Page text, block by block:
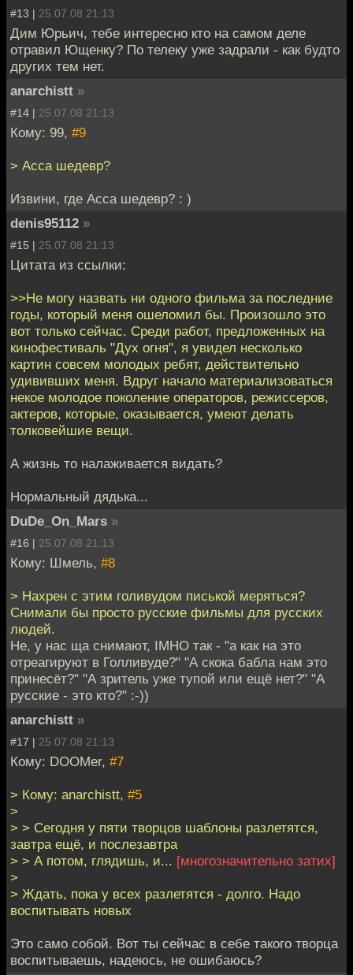
#13 | 25.07.08 21:13
Дим Юрьич, тебе интересно кто на самом деле
отравил Ющенку? По телеку уже задрали - как будто
других тем нет.
anarchistt »
#14 | 25.07.08 21:13
Кому: 99, #9
> Асса шедевр?
Извини, где Асса шедевр? : )
denis95112 »
#15 | 25.07.08 21:13
Цитата из ссылки:
>>Не могу назвать ни одного фильма за последние
годы, который меня ошеломил бы. Произошло это
вот только сейчас. Среди работ, предложенных на
кинофестиваль "Дух огня", я увидел несколько
картин совсем молодых ребят, действительно
удививших меня. Вдруг начало материализоваться
некое молодое поколение операторов, режиссеров,
актеров, которые, оказывается, умеют делать
толковейшие вещи.
А жизнь то налаживается видать?
Нормальный дядька...
DuDe_On_Mars »
#16 | 25.07.08 21:13
Кому: Шмель, #8
> Нахрен с этим голивудом писькой меряться?
Снимали бы просто русские фильмы для русских
людей.
Не, у нас ща снимают, IMHO так - "а как на это
отреагируют в Голливуде?" "А скока бабла нам это
принесёт?" "А зритель уже тупой или ещё нет?" "А
русские - это кто?" :-))
anarchistt »
#17 | 25.07.08 21:13
Кому: DOOMer, #7
> Кому: anarchistt, #5
>
> > Сегодня у пяти творцов шаблоны разлетятся,
завтра ещё, и послезавтра
> > А потом, глядишь, и... [многозначительно затих]
>
> Ждать, пока у всех разлетятся - долго. Надо
воспитывать новых
Это само собой. Вот ты сейчас в себе такого творца
воспитываешь, надеюсь, не ошибаюсь?